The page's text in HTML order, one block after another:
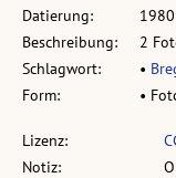
Datierung:
1980
Beschreibung:
2
Schlagwort:
•
Form:
•
Lizenz:
Notiz: